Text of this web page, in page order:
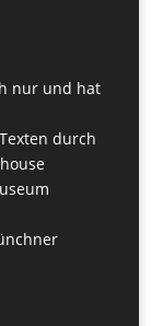
nur und hat
durch